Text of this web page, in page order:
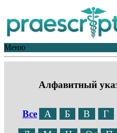
Меню
Алфавитный
Все А Б В Г